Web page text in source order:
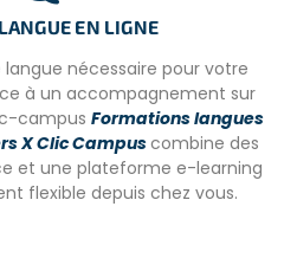
accompagnés d’un adulte.
(comprendre les
le monde.
EN LIGNE
nécessaire pour votre
à un accompagnement sur
campus Formations langues
X Clic Campuscombine des
et une plateforme e-learning
flexible depuis chez vous.